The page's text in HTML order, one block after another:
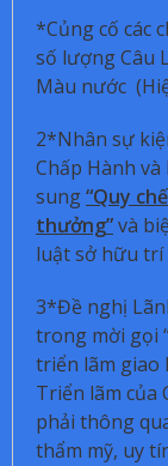
*Củng cố các
số lượng Câu
Màu nước
2*Nhân sự
Chấp Hành
sung“Quy
thưởng”và
luật sở hữu trí
3*Đề nghị
trong mời gọi
triển lãm giao
Triển lãm của
phải thông
thẩm mỹ, uy